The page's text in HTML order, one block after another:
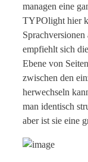
managen eine
TYPOlight hier
Sprachversionen
empfiehlt sich
Ebene von
zwischen den
herwechseln
man identisch
aber ist sie eine